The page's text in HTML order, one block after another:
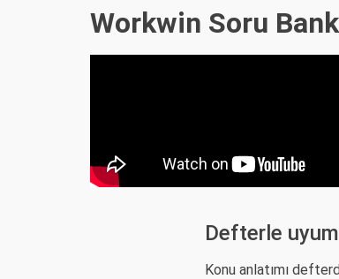
Workwin Soru
Defterle
Konu anlatımı